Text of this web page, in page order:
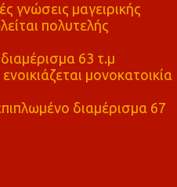
γνώσεις μαγειρικής
πολυτελής
63 τ.μ
μονοκατοικία
διαμέρισμα 67